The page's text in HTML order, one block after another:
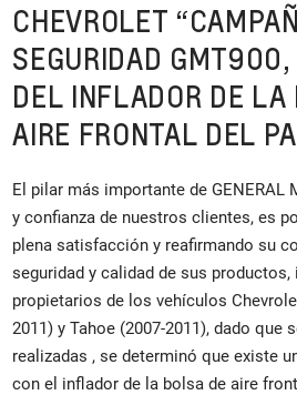
CHEVROLET
SEGURIDAD GMT900,
DEL INFLADOR DE LA
AIRE FRONTAL DEL
El pilar más importante de GENERAL
y confianza de nuestros clientes, es
plena satisfacción y reafirmando su
seguridad y calidad de sus
propietarios de los vehículos
2011) y Tahoe (2007-2011), dado que
realizadas , se determinó que existe
con el inflador de la bolsa de aire